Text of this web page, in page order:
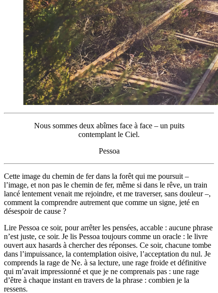
Nous sommes deux abîmes face à face – un puits
contemplant le Ciel.
Pessoa
Cette image du chemin de fer dans la forêt qui me poursuit –
l’image, et non pas le chemin de fer, même si dans le rêve, un train
lancé lentement venait me rejoindre, et me traverser, sans douleur –,
comment la comprendre autrement que comme un signe, jeté en
désespoir de cause ?
Lire Pessoa ce soir, pour arrêter les pensées, accable : aucune phrase
n’est juste, ce soir. Je lis Pessoa toujours comme un oracle : le livre
ouvert aux hasards à chercher des réponses. Ce soir, chacune tombe
dans l’impuissance, la contemplation oisive, l’acceptation du nul. Je
comprends la rage de Ne. à sa lecture, une rage froide et définitive
qui m’avait impressionné et que je ne comprenais pas : une rage
d’être à chaque instant en travers de la phrase : combien je la
ressens.